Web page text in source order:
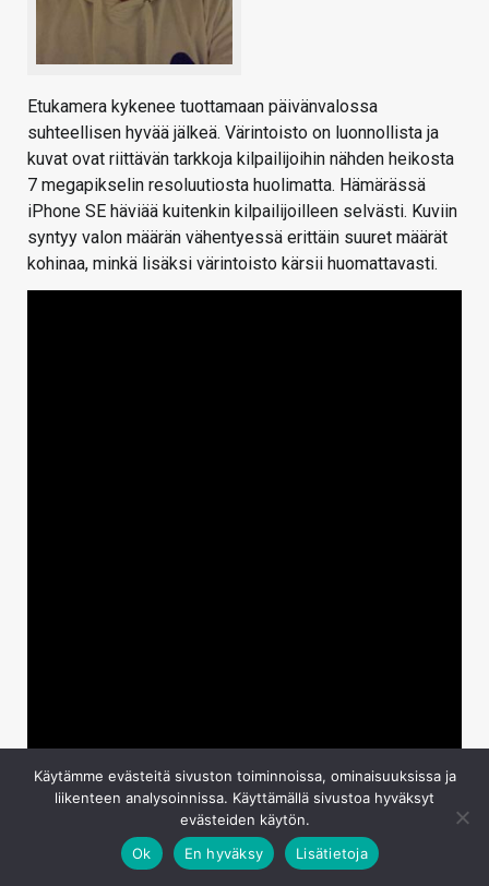
Etukamera kykenee tuottamaan päivänvalossa
suhteellisen hyvää jälkeä. Värintoisto on luonnollista ja
kuvat ovat riittävän tarkkoja kilpailijoihin nähden heikosta
7 megapikselin resoluutiosta huolimatta. Hämärässä
iPhone SE häviää kuitenkin kilpailijoilleen selvästi. Kuviin
syntyy valon määrän vähentyessä erittäin suuret määrät
kohinaa, minkä lisäksi värintoisto kärsii huomattavasti.
Videokuvauksen osalta iPhone SE osoittautuu Applen
puhelimille tyypillisesti hyväksi suorittajaksi. Puhelin
Käytämme evästeitä sivuston toiminnoissa, ominaisuuksissa ja
liikenteen analysoinnissa. Käyttämällä sivustoa hyväksyt
evästeiden käytön.
Ok
En hyväksy Lisätietoja